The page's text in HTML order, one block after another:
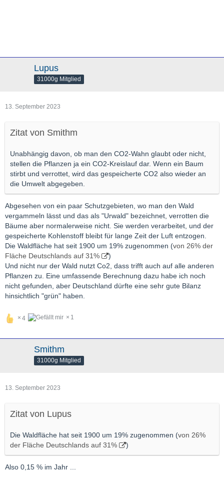
Lupus
31000g Mitglied
13. September 2023
Zitat von Smithm
Unabhängig davon, ob man den CO2-Wahn glaubt oder nicht,
stellen die Pflanzen ja ein CO2-Kreislauf dar. Wenn ein Baum
stirbt und verrottet, wird das gespeicherte CO2 also wieder an
die Umwelt abgegeben.
Abgesehen von ein paar Schutzgebieten, wo man den Wald
vergammeln lässt und das als "Urwald" bezeichnet, verrotten die
Bäume aber normalerweise nicht. Sie werden verarbeitet, und der
gespeicherte Kohlenstoff bleibt für lange Zeit der Luft entzogen.
Die Waldfläche hat seit 1900 um 19% zugenommen (von 26% der
Fläche Deutschlands auf 31%
)
Und nicht nur der Wald nutzt Co2, dass trifft auch auf alle anderen
Pflanzen zu. Eine umfassende Berechnung dazu habe ich noch
nicht gefunden, aber Deutschland dürfte eine sehr gute Bilanz
hinsichtlich "grün" haben.
4 1
Smithm
31000g Mitglied
13. September 2023
Zitat von Lupus
Die Waldfläche hat seit 1900 um 19% zugenommen (von 26%
der Fläche Deutschlands auf 31%
)
Also 0,15 % im Jahr ...